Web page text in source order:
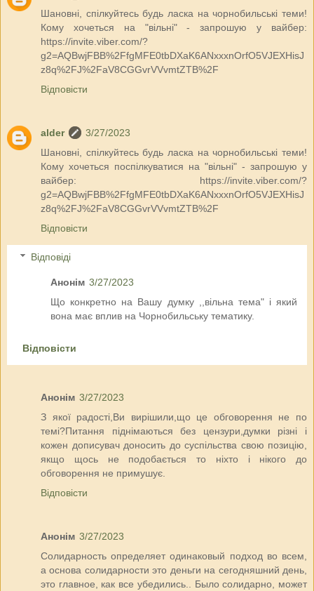
Шановні, спілкуйтесь будь ласка на чорнобильські теми!
Кому хочеться на "вільні" - запрошую у вайбер:
https://invite.viber.com/?
g2=AQBwjFBB%2FfgMFE0tbDXaK6ANxxxnOrfO5VJEXHisJ
z8q%2FJ%2FaV8CGGvrVVvmtZTB%2F
Відповісти
alder
3/27/2023
Шановні, спілкуйтесь будь ласка на чорнобильські теми!
Кому хочеться поспілкуватися на "вільні" - запрошую у
вайбер: https://invite.viber.com/?
g2=AQBwjFBB%2FfgMFE0tbDXaK6ANxxxnOrfO5VJEXHisJ
z8q%2FJ%2FaV8CGGvrVVvmtZTB%2F
Відповісти
Відповіді
Анонім 3/27/2023
Що конкретно на Вашу думку ,,вільна тема" і який
вона має вплив на Чорнобильську тематику.
Відповісти
Анонім 3/27/2023
З якої радості,Ви вирішили,що це обговорення не по
темі?Питання піднімаються без цензури,думки різні і
кожен дописувач доносить до суспільства свою позицію,
якщо щось не подобається то ніхто і нікого до
обговорення не примушує.
Відповісти
Анонім 3/27/2023
Солидарность определяет одинаковый подход во всем,
а основа солидарности это деньги на сегодняшний день,
это главное, как все убедились.. Было солидарно, может